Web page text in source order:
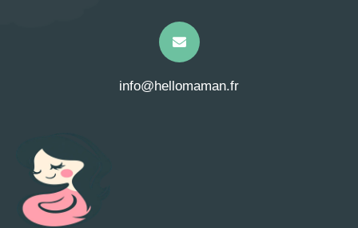
info@hellomaman.fr